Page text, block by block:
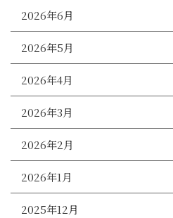
2026年6月
2026年5月
2026年4月
2026年3月
2026年2月
2026年1月
2025年12月